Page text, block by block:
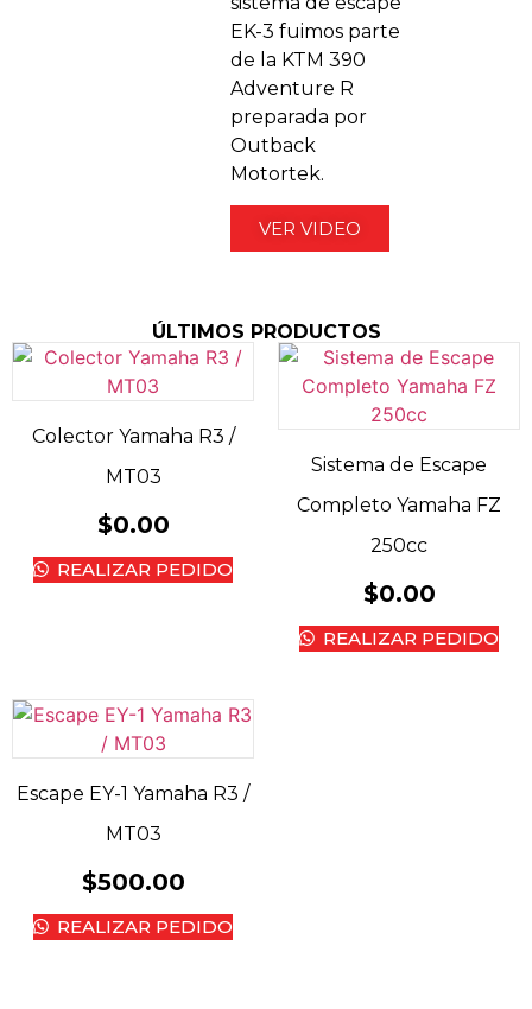
EK-3 fuimos parte
de la KTM 390
Adventure R
preparada por
Outback
Motortek.
VER VIDEO
ÚLTIMOS PRODUCTOS
Colector Yamaha R3 /
MT03
$0.00
REALIZAR PEDIDO
Sistema de Escape
Completo Yamaha FZ
250cc
$0.00
REALIZAR PEDIDO
Escape EY-1 Yamaha R3 /
MT03
$500.00
REALIZAR PEDIDO